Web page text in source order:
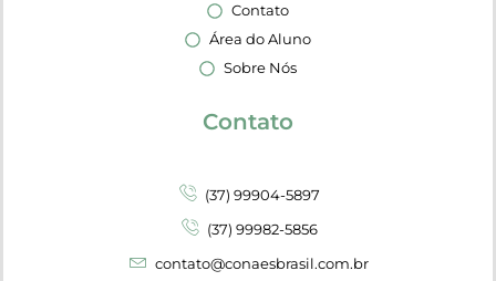
Contato
Área do Aluno
Sobre Nós
Contato
(37) 99904-5897
(37) 99982-5856
contato@conaesbrasil.com.br